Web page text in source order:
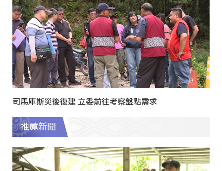
司馬庫斯災後復建 立委前往考察盤點需求
推薦新聞